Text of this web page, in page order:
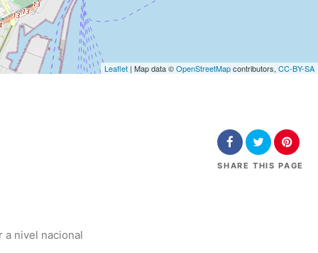
Leaflet | Map data ©OpenStreetMapcontributors, CC-BY-SA
SHARE THIS PAGE
a nivel nacional